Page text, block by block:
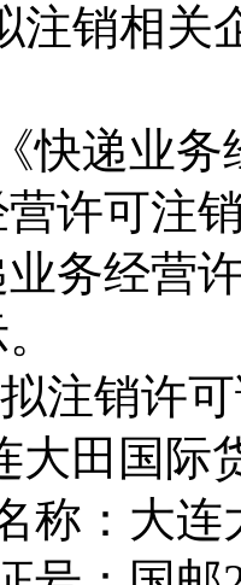
注销相关
递业务
许可注
务经营
销许可
田国际
：大连